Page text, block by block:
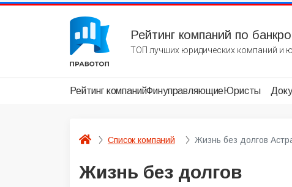
Рейтинг компаний по
ТОП лучших юридических компаний и
Рейтинг компанийФинуправляющиеЮристы
Список компаний Жизнь без долгов
Жизнь без долгов